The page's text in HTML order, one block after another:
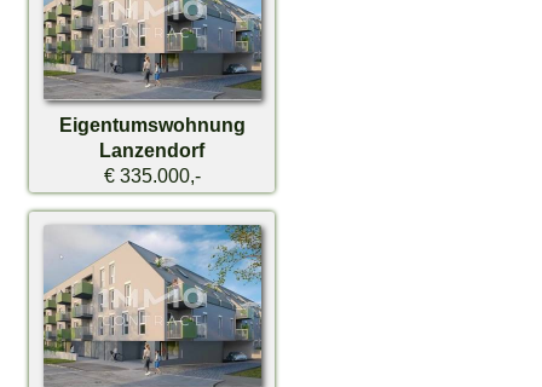
Eigentumswohnung
Lanzendorf
€ 335.000,-